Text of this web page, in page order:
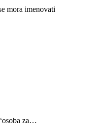
mora imenovati
za…